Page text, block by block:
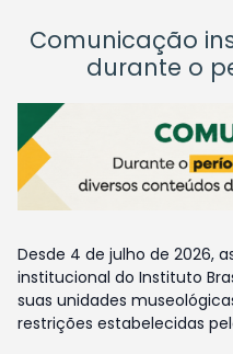
Comunicação
durante o
Desde 4 de julho de 2026,
institucional do Instituto
suas unidades
restrições estabelecidas